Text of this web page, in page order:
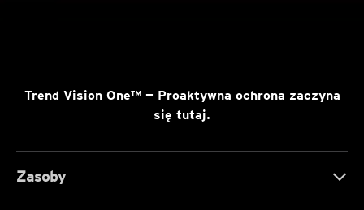
Trend Vision One™— Proaktywna ochrona zaczyna
się tutaj.
Zasoby